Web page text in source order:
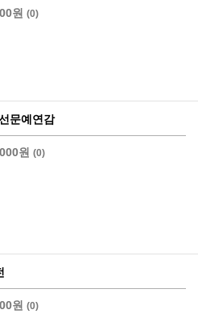
원 (0)
문예연감
원 (0)
원 (0)